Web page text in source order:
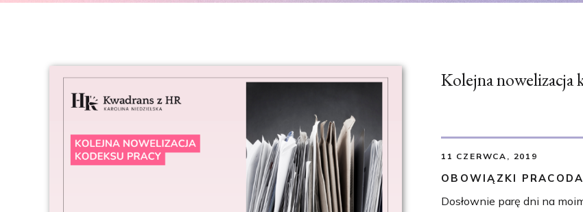
Dosłownie parę dni na
OBOWIĄZKI
11 CZERWCA, 2019
Kolejna nowelizacja